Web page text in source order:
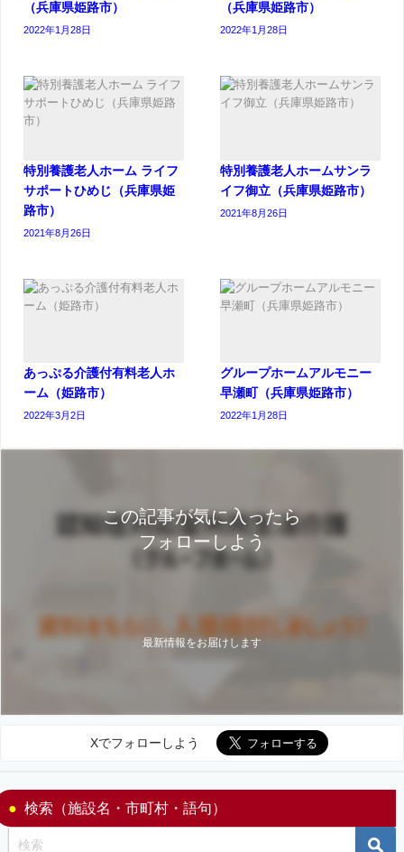
（兵庫県姫路市）
2022年1月28日
（兵庫県姫路市）
2022年1月28日
特別養護老人ホーム ライフ
サポートひめじ（兵庫県姫
路市）
2021年8月26日
特別養護老人ホームサンラ
イフ御立（兵庫県姫路市）
2021年8月26日
あっぷる介護付有料老人ホ
ーム（姫路市）
2022年3月2日
グループホームアルモニー
早瀬町（兵庫県姫路市）
2022年1月28日
この記事が気に入ったら
フォローしよう
最新情報をお届けします
Xでフォローしよう
検索（施設名・市町村・語句）